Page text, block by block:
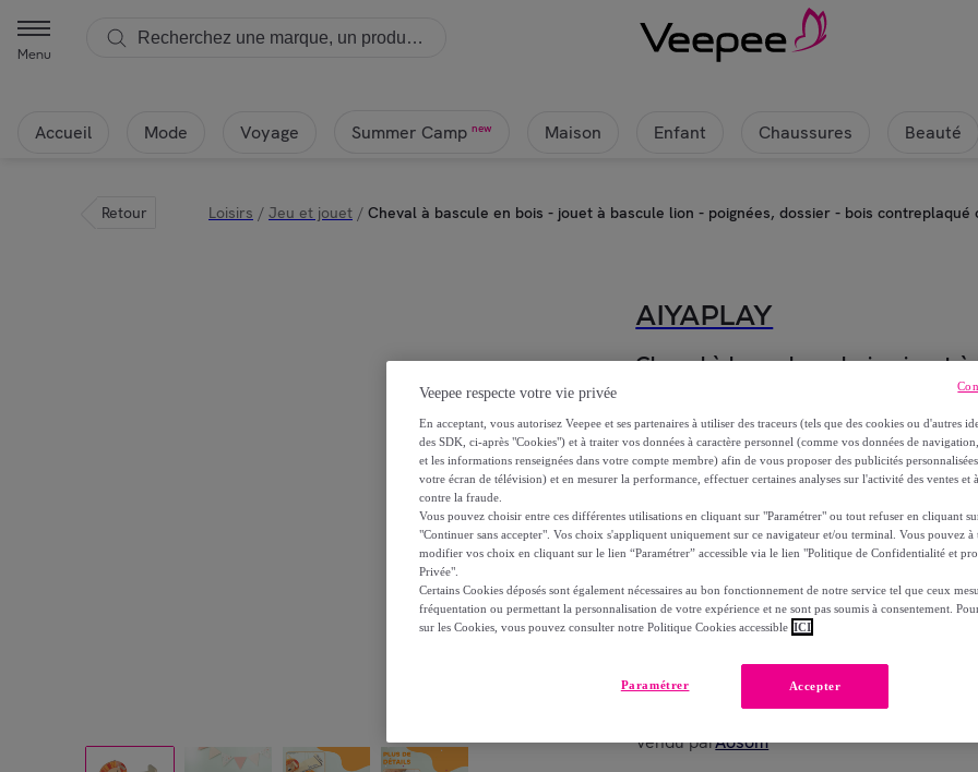
Menu
Accueil Mode Voyage Summer Camp new Maison Enfant Chaussures Beauté
Retour Loisirs / Jeu et jouet / Cheval à bascule en bois - jouet à bascule lion - poignées, dossier - bois contreplaqué
AIYAPLAY
Cheval à bascule en bois - jouet
33,90 €
Reprise possible de votre ancien produit,
Modèle :59x27x43cm
1 Ajouter au panier
Vendu parAosom
Veepee respecte votre vie privée
En acceptant, vous autorisez Veepee et ses partenaires à utiliser des traceurs (tels que des cookies ou d'autres
des SDK, ci-après "Cookies") et à traiter vos données à caractère personnel (comme vos données de
et les informations renseignées dans votre compte membre) afin de vous proposer des publicités
votre écran de télévision) et en mesurer la performance, effectuer certaines analyses sur l'activité des ventes et
contre la fraude.
Vous pouvez choisir entre ces différentes utilisations en cliquant sur "Paramétrer" ou tout refuser en cliquant
"Continuer sans accepter". Vos choix s'appliquent uniquement sur ce navigateur et/ou terminal. Vous pouvez
modifier vos choix en cliquant sur le lien “Paramétrer” accessible via le lien "Politique de Confidentialité et
Privée".
Certains Cookies déposés sont également nécessaires au bon fonctionnement de notre service tel que ceux
fréquentation ou permettant la personnalisation de votre expérience et ne sont pas soumis à consentement.
sur les Cookies, vous pouvez consulter notre Politique Cookies accessible ICI
Accepter
Paramétrer